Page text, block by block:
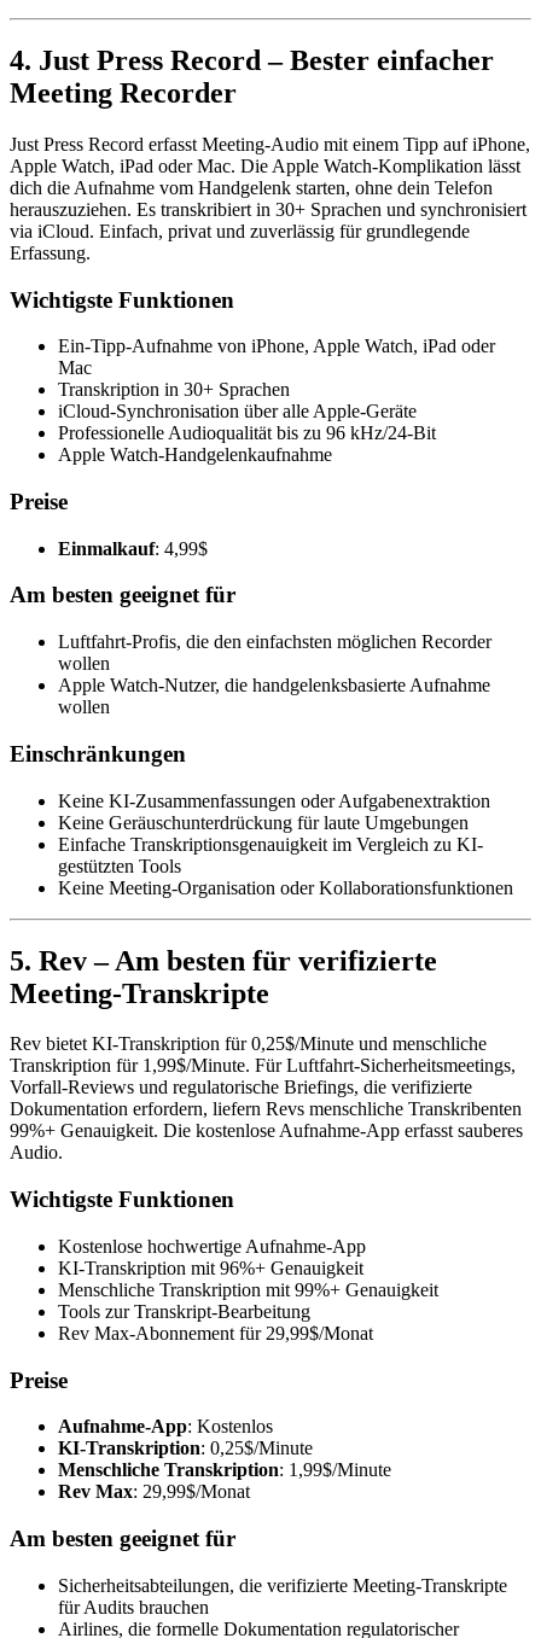
4. Just Press Record – Bester einfacher
Meeting Recorder
Just Press Record erfasst Meeting-Audio mit einem Tipp auf iPhone,
Apple Watch, iPad oder Mac. Die Apple Watch-Komplikation lässt
dich die Aufnahme vom Handgelenk starten, ohne dein Telefon
herauszuziehen. Es transkribiert in 30+ Sprachen und synchronisiert
via iCloud. Einfach, privat und zuverlässig für grundlegende
Erfassung.
Wichtigste Funktionen
Ein-Tipp-Aufnahme von iPhone, Apple Watch, iPad oder
Mac
Transkription in 30+ Sprachen
iCloud-Synchronisation über alle Apple-Geräte
Professionelle Audioqualität bis zu 96 kHz/24-Bit
Apple Watch-Handgelenkaufnahme
Preise
Einmalkauf: 4,99$
Am besten geeignet für
Luftfahrt-Profis, die den einfachsten möglichen Recorder
wollen
Apple Watch-Nutzer, die handgelenksbasierte Aufnahme
wollen
Einschränkungen
Keine KI-Zusammenfassungen oder Aufgabenextraktion
Keine Geräuschunterdrückung für laute Umgebungen
Einfache Transkriptionsgenauigkeit im Vergleich zu KI-
gestützten Tools
Keine Meeting-Organisation oder Kollaborationsfunktionen
5. Rev – Am besten für verifizierte
Meeting-Transkripte
Rev bietet KI-Transkription für 0,25$/Minute und menschliche
Transkription für 1,99$/Minute. Für Luftfahrt-Sicherheitsmeetings,
Vorfall-Reviews und regulatorische Briefings, die verifizierte
Dokumentation erfordern, liefern Revs menschliche Transkribenten
99%+ Genauigkeit. Die kostenlose Aufnahme-App erfasst sauberes
Audio.
Wichtigste Funktionen
Kostenlose hochwertige Aufnahme-App
KI-Transkription mit 96%+ Genauigkeit
Menschliche Transkription mit 99%+ Genauigkeit
Tools zur Transkript-Bearbeitung
Rev Max-Abonnement für 29,99$/Monat
Preise
Aufnahme-App: Kostenlos
KI-Transkription: 0,25$/Minute
Menschliche Transkription: 1,99$/Minute
Rev Max: 29,99$/Monat
Am besten geeignet für
Sicherheitsabteilungen, die verifizierte Meeting-Transkripte
für Audits brauchen
Airlines, die formelle Dokumentation regulatorischer